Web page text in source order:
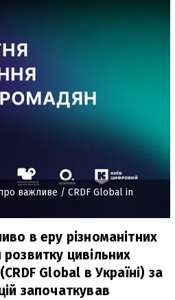
важливе / CRDF Global in
в еру різноманітних
цивільних
Global в Україні) за
започаткував